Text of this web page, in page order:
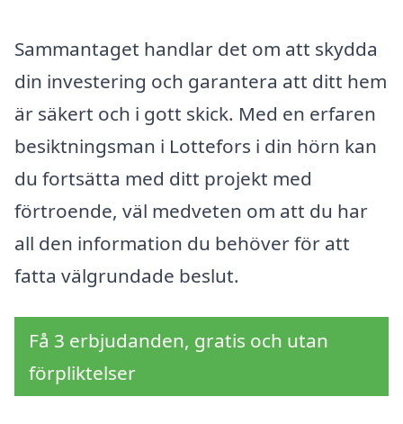
Sammantaget handlar det om att skydda
din investering och garantera att ditt hem
är säkert och i gott skick. Med en erfaren
besiktningsman i Lottefors i din hörn kan
du fortsätta med ditt projekt med
förtroende, väl medveten om att du har
all den information du behöver för att
fatta välgrundade beslut.
Få 3 erbjudanden, gratis och utan
förpliktelser